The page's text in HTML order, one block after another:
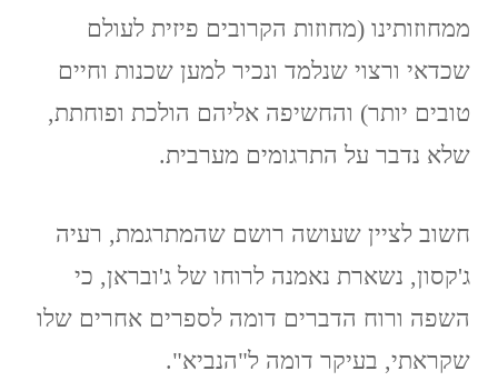
ממחוזותינו (מחוזות הקרובים פיזית לעולם
שכדאי ורצוי שנלמד ונכיר למען שכנות וחיים
טובים יותר) והחשיפה אליהם הולכת ופוחתת,
שלא נדבר על התרגומים מערבית.
חשוב לציין שעושה רושם שהמתרגמת, רעיה
ג'קסון, נשארת נאמנה לרוחו של ג'ובראן, כי
השפה ורוח הדברים דומה לספרים אחרים שלו
שקראתי, בעיקר דומה ל"הנביא".